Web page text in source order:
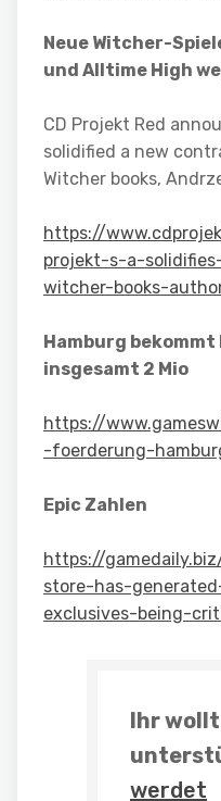
Neue Witcher-
und Alltime High
CD Projekt Red
solidified a new
Witcher books,
https://
projekt-s-a-
witcher-books-
Hamburg bekommt
insgesamt 2 Mio
https://
-foerderung-
Epic Zahlen
https://
store-has-
exclusives-being-
Ihr
werdet